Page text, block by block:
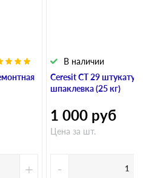
+
Ceresit CT 29
шпаклевка (25 кг)
В наличии
1 000 руб
Цена за шт.
-